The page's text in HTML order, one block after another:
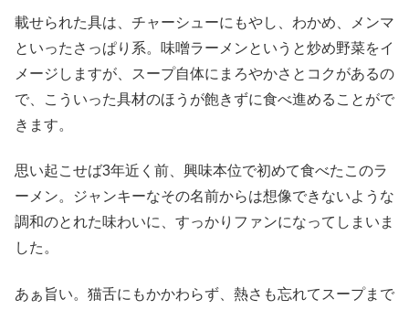
載せられた具は、チャーシューにもやし、わかめ、メンマ
といったさっぱり系。味噌ラーメンというと炒め野菜をイ
メージしますが、スープ自体にまろやかさとコクがあるの
で、こういった具材のほうが飽きずに食べ進めることがで
きます。
思い起こせば3年近く前、興味本位で初めて食べたこのラ
ーメン。ジャンキーなその名前からは想像できないような
調和のとれた味わいに、すっかりファンになってしまいま
した。
あぁ旨い。猫舌にもかかわらず、熱さも忘れてスープまで